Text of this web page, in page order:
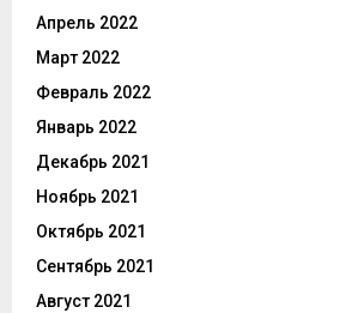
Апрель 2022
Март 2022
Февраль 2022
Январь 2022
Декабрь 2021
Ноябрь 2021
Октябрь 2021
Сентябрь 2021
Август 2021